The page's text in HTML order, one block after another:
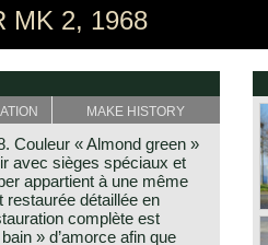
MK 2, 1968
MAKE HISTORY
Couleur « Almond green »
avec sièges spéciaux et
appartient à une même
restaurée détaillée en
complète est
» d’amorce afin que